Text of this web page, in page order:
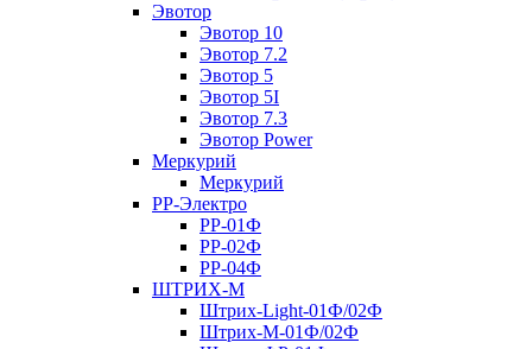
Эвотор
Эвотор 10
Эвотор 7.2
Эвотор 5
Эвотор 5I
Эвотор 7.3
Эвотор Power
Меркурий
Меркурий
РР-Электро
РР-01Ф
РР-02Ф
РР-04Ф
ШТРИХ-М
Штрих-Light-01Ф/02Ф
Штрих-М-01Ф/02Ф